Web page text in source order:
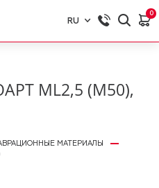
RU
RU
0
ML2,5 (М50),
МАТЕРИАЛЫ